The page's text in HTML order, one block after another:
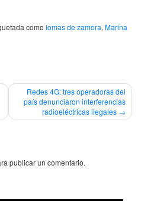
como lomas de zamora, Marina
Redes 4G: tres operadoras del
país denunciaron interferencias
radioeléctricas ilegales
publicar un comentario.